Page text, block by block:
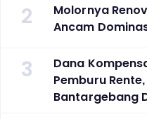
2
Molornya
Ancam
3
Dana
Pemburu
Bantargebang